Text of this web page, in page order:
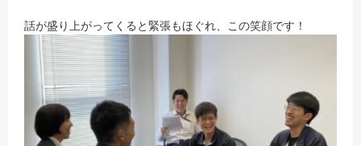
話が盛り上がってくると緊張もほぐれ、この笑顔です！